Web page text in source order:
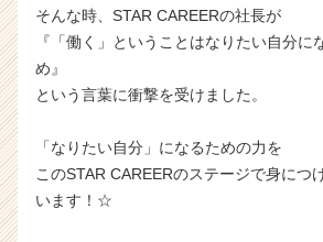
そんな時、STAR CAREERの社長が
『「働く」ということはなりたい自分に
め』
という言葉に衝撃を受けました。
「なりたい自分」になるための力を
このSTAR CAREERのステージで身につ
います！☆